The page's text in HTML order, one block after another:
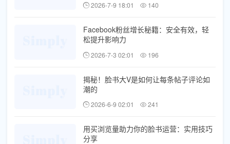
2026-7-9 18:01 140
Facebook粉丝增长秘籍：安全有效，轻
松提升影响力
2026-7-3 02:01 196
揭秘！脸书大V是如何让每条帖子评论如
潮的
2026-6-9 02:01 241
用买浏览量助力你的脸书运营：实用技巧
分享